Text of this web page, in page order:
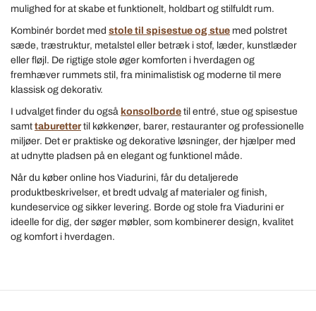
mulighed for at skabe et funktionelt, holdbart og stilfuldt rum.
Kombinér bordet med stole til spisestue og stue med polstret
sæde, træstruktur, metalstel eller betræk i stof, læder, kunstlæder
eller fløjl. De rigtige stole øger komforten i hverdagen og
fremhæver rummets stil, fra minimalistisk og moderne til mere
klassisk og dekorativ.
I udvalget finder du også konsolborde til entré, stue og spisestue
samt taburettertil køkkenøer, barer, restauranter og professionelle
miljøer. Det er praktiske og dekorative løsninger, der hjælper med
at udnytte pladsen på en elegant og funktionel måde.
Når du køber online hos Viadurini, får du detaljerede
produktbeskrivelser, et bredt udvalg af materialer og finish,
kundeservice og sikker levering. Borde og stole fra Viadurini er
ideelle for dig, der søger møbler, som kombinerer design, kvalitet
og komfort i hverdagen.